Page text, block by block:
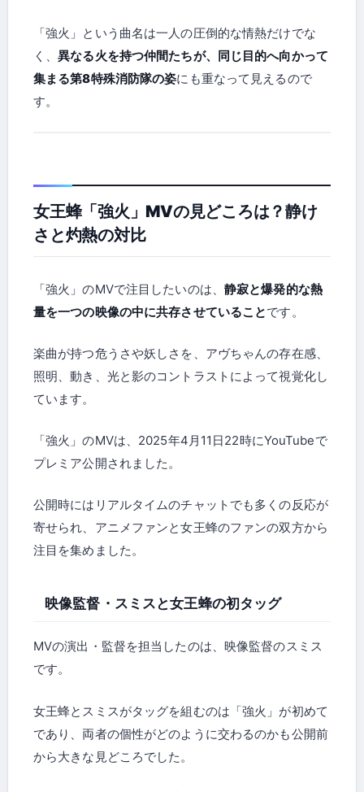
「強火」という曲名は一人の圧倒的な情熱だけでな
く、異なる火を持つ仲間たちが、同じ目的へ向かって
集まる第8特殊消防隊の姿にも重なって見えるので
す。
女王蜂「強火」MVの見どころは？静け
さと灼熱の対比
「強火」のMVで注目したいのは、 静寂と爆発的な熱
量を一つの映像の中に共存させていることです。
楽曲が持つ危うさや妖しさを、アヴちゃんの存在感、
照明、動き、光と影のコントラストによって視覚化し
ています。
「強火」のMVは、2025年4月11日22時にYouTubeで
プレミア公開されました。
公開時にはリアルタイムのチャットでも多くの反応が
寄せられ、アニメファンと女王蜂のファンの双方から
注目を集めました。
映像監督・スミスと女王蜂の初タッグ
MVの演出・監督を担当したのは、映像監督のスミス
です。
女王蜂とスミスがタッグを組むのは「強火」が初めて
であり、両者の個性がどのように交わるのかも公開前
から大きな見どころでした。